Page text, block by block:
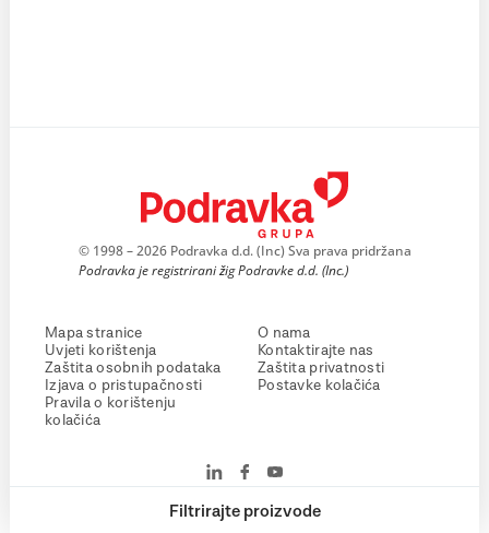
Filtrirajte proizvode
© 1998 – 2026 Podravka d.d. (Inc) Sva prava pridržana
Podravka je registrirani žig Podravke d.d. (Inc.)
Mapa stranice
Uvjeti korištenja
Zaštita osobnih podataka
Izjava o pristupačnosti
Pravila o korištenju
kolačića
O nama
Kontaktirajte nas
Zaštita privatnosti
Postavke kolačića